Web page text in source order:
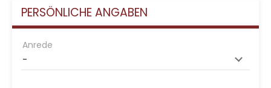
PERSÖNLICHE ANGABEN
Anrede